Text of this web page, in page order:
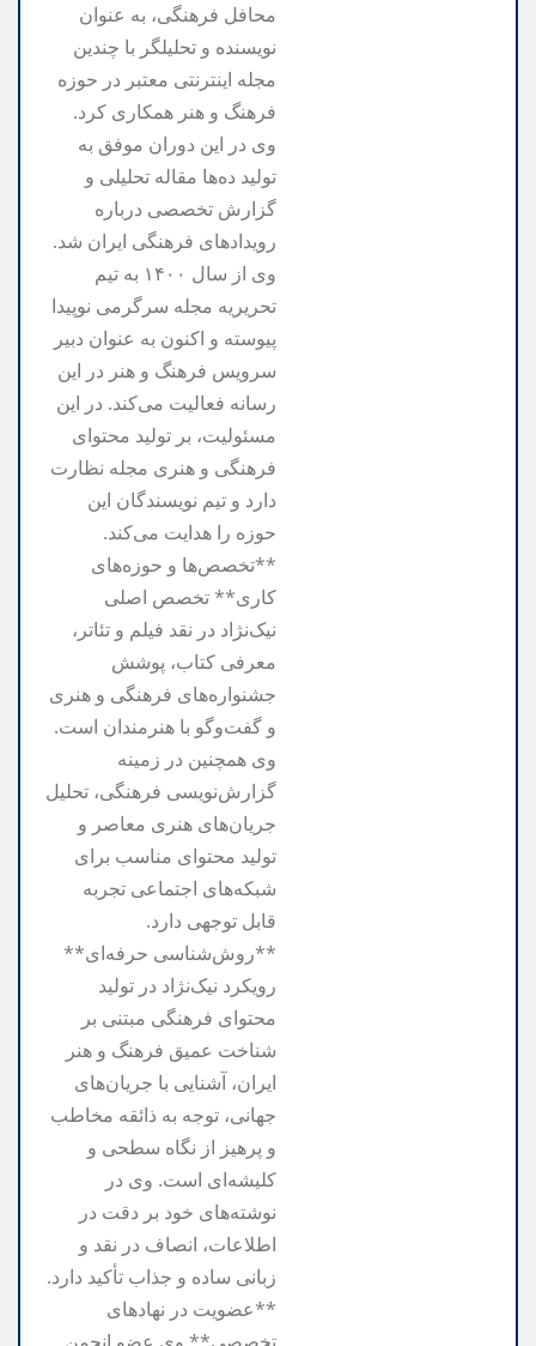
محافل فرهنگی، به عنوان
نویسنده و تحلیلگر با چندین
مجله اینترنتی معتبر در حوزه
فرهنگ و هنر همکاری کرد.
وی در این دوران موفق به
تولید ده‌ها مقاله تحلیلی و
گزارش تخصصی درباره
رویدادهای فرهنگی ایران شد.
وی از سال ۱۴۰۰ به تیم
تحریریه مجله سرگرمی نوپیدا
پیوسته و اکنون به عنوان دبیر
سرویس فرهنگ و هنر در این
رسانه فعالیت می‌کند. در این
مسئولیت، بر تولید محتوای
فرهنگی و هنری مجله نظارت
دارد و تیم نویسندگان این
حوزه را هدایت می‌کند.
**تخصص‌ها و حوزه‌های
کاری** تخصص اصلی
نیک‌نژاد در نقد فیلم و تئاتر،
معرفی کتاب، پوشش
جشنواره‌های فرهنگی و هنری
و گفت‌وگو با هنرمندان است.
وی همچنین در زمینه
گزارش‌نویسی فرهنگی، تحلیل
جریان‌های هنری معاصر و
تولید محتوای مناسب برای
شبکه‌های اجتماعی تجربه
قابل توجهی دارد.
**روش‌شناسی حرفه‌ای**
رویکرد نیک‌نژاد در تولید
محتوای فرهنگی مبتنی بر
شناخت عمیق فرهنگ و هنر
ایران، آشنایی با جریان‌های
جهانی، توجه به ذائقه مخاطب
و پرهیز از نگاه سطحی و
کلیشه‌ای است. وی در
نوشته‌های خود بر دقت در
اطلاعات، انصاف در نقد و
زبانی ساده و جذاب تأکید دارد.
**عضویت در نهادهای